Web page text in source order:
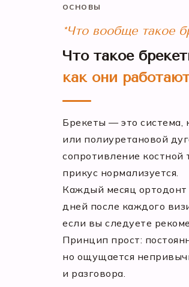
ОСНОВЫ
*Что вообще такое
Что такое
как они
Брекеты — это система,
или полиуретановой
сопротивление костной
прикус нормализуется.
Каждый месяц
дней после каждого
если вы следуете
Принцип прост:
но ощущается
и разговора.